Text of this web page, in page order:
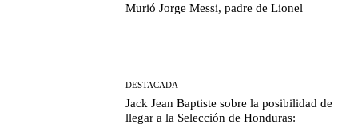
Murió Jorge Messi, padre de Lionel
DESTACADA
Jack Jean Baptiste sobre la posibilidad de
llegar a la Selección de Honduras: